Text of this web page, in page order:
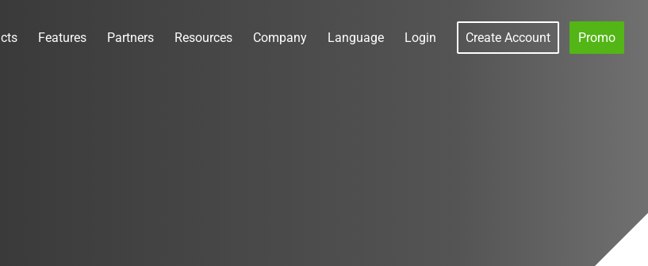
Features Partners Resources Company Language Login Create Account Promo